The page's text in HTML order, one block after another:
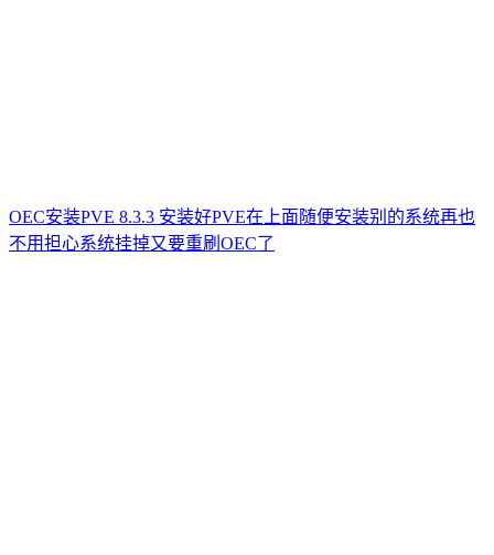
OEC安装PVE 8.3.3 安装好PVE在上面随便安装别的系统再也
不用担心系统挂掉又要重刷OEC了